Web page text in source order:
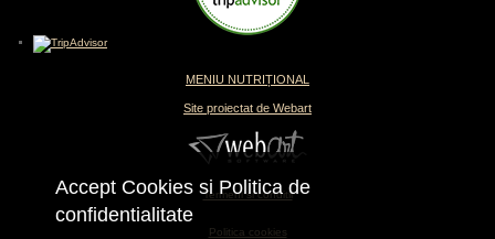
MENIU NUTRIȚIONAL
Site proiectat de Webart
Termeni si conditii
Politica cookies
Accept Cookies si Politica de
confidentialitate